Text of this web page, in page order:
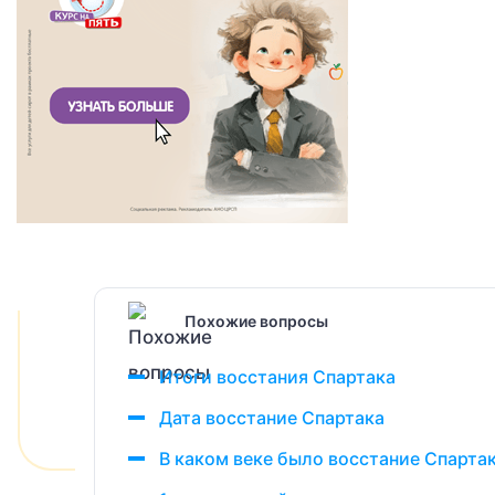
Похожие вопросы
Итоги восстания Спартака
Дата восстание Спартака
В каком веке было восстание